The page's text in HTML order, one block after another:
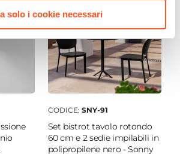
solo i cookie necessari
CODICE: SNY-91
Set bistrot tavolo rotondo
60 cm e 2 sedie impilabili in
polipropilene nero - Sonny